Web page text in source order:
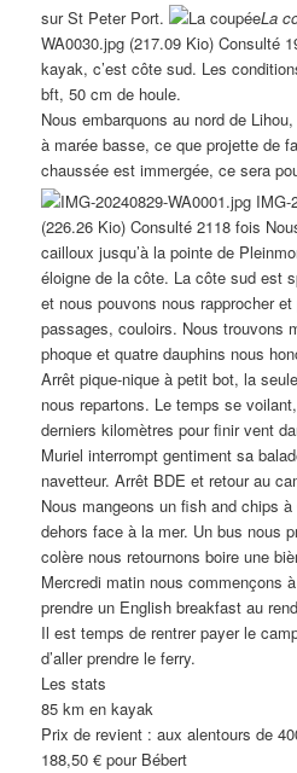
sur St Peter Port.
La
WA0030.jpg (217.09 Kio) Consulté
kayak, c’est côte sud. Les
bft, 50 cm de houle.
Nous embarquons au nord de
à marée basse, ce que projette de
chaussée est immergée, ce sera
IMG-
(226.26 Kio) Consulté 2118 fois
cailloux jusqu’à la pointe de
éloigne de la côte. La côte sud est
et nous pouvons nous rapprocher
passages, couloirs. Nous trouvons
phoque et quatre dauphins nous
Arrêt pique-nique à petit bot, la
nous repartons. Le temps se
derniers kilomètres pour finir vent
Muriel interrompt gentiment sa
navetteur. Arrêt BDE et retour au
Nous mangeons un fish and chips
dehors face à la mer. Un bus nous
colère nous retournons boire une
Mercredi matin nous commençons
prendre un English breakfast au
Il est temps de rentrer payer le
d’aller prendre le ferry.
Les stats
85 km en kayak
Prix de revient : aux alentours de
188,50 € pour Bébert